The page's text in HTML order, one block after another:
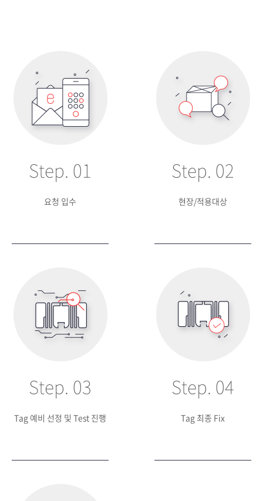
Step. 01
요청 입수
Step. 02
현장/적용대상
Step. 03
Tag 예비 선정 및 Test 진행
Step. 04
Tag 최종 Fix